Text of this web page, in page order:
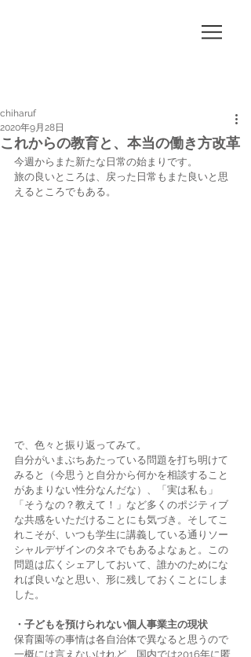
これからの教育と、本当の働き方改革
chiharuf
2020年9月28日
今週からまた新たな日常の始まりです。
旅の良いところは、戻った日常もまた良いと思
えるところでもある。
で、色々と振り返ってみて。
自分がいまぶちあたっている問題を打ち明けて
みると（今思うと自分から何かを相談すること
があまりない性分なんだな）、「実は私も」
「そうなの？教えて！」など多くのポジティブ
な共感をいただけることにも気づき。そしてこ
れこそが、いつも学生に講義している通りソー
シャルデザインのタネでもあるよなぁと。この
問題は広くシェアしておいて、誰かのためにな
れば良いなと思い、形に残しておくことにしま
した。
・子どもを預けられない個人事業主の現状
保育園等の事情は各自治体で異なると思うので
一概には言えないけれど、国内では2016年に匿